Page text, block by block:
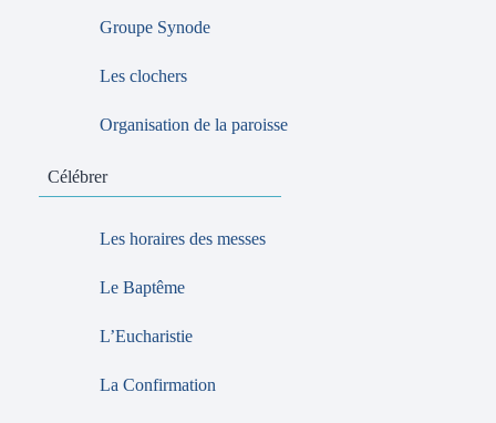
Groupe Synode
Les clochers
Organisation de la paroisse
Célébrer
Les horaires des messes
Le Baptême
L’Eucharistie
La Confirmation